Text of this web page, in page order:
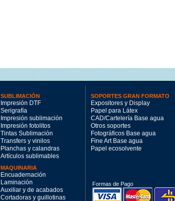
SUBLIMACIÓN
Impresión DTF
Serigrafía
Impresión sublimación
Impresión fotolitos
Tintas Sublimación
Transfers y vinilos
Planchas y calandras
Artículos sublimables
MAQUINARIA
Encuadernación
Laminación
Auxiliar y de acabados
Cortadoras y guillotinas
SOPORTES GRAN FORMATO
Expositores y Display
Papel para Látex
CAD/Cartelería Base agua
Otros soportes
Fotográficos Base agua
Fine Art Base agua
Papel ecosolvente
Formas de Pago